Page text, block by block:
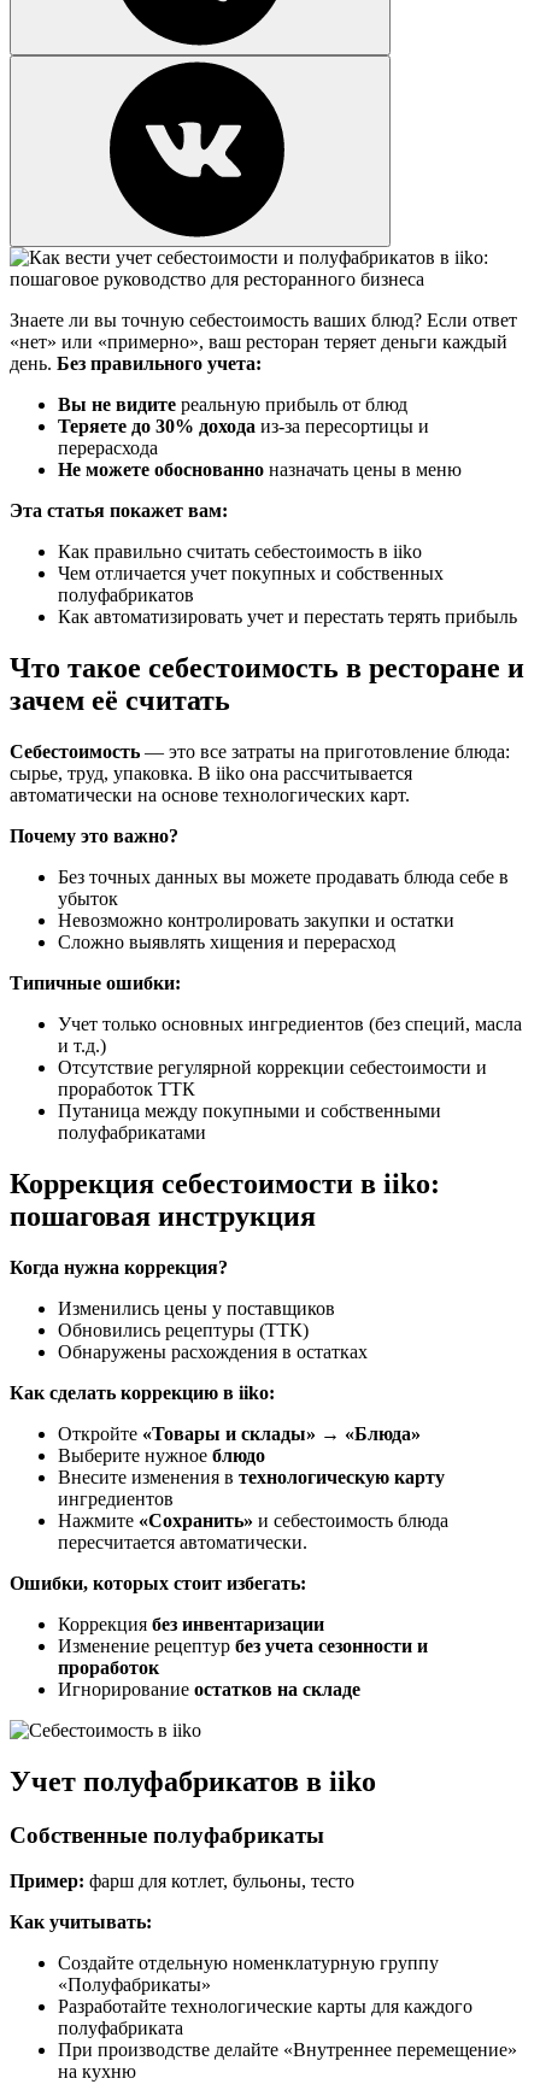
Знаете ли вы точную себестоимость ваших блюд? Если ответ
«нет» или «примерно», ваш ресторан теряет деньги каждый
день. Без правильного учета:
Вы не видите реальную прибыль от блюд
Теряете до 30% дохода из-за пересортицы и
перерасхода
Не можете обоснованно назначать цены в меню
Эта статья покажет вам:
Как правильно считать себестоимость в iiko
Чем отличается учет покупных и собственных
полуфабрикатов
Как автоматизировать учет и перестать терять прибыль
Что такое себестоимость в ресторане и
зачем её считать
Себестоимость — это все затраты на приготовление блюда:
сырье, труд, упаковка. В iiko она рассчитывается
автоматически на основе технологических карт.
Почему это важно?
Без точных данных вы можете продавать блюда себе в
убыток
Невозможно контролировать закупки и остатки
Сложно выявлять хищения и перерасход
Типичные ошибки:
Учет только основных ингредиентов (без специй, масла
и т.д.)
Отсутствие регулярной коррекции себестоимости и
проработок ТТК
Путаница между покупными и собственными
полуфабрикатами
Коррекция себестоимости в iiko:
пошаговая инструкция
Когда нужна коррекция?
Изменились цены у поставщиков
Обновились рецептуры (ТТК)
Обнаружены расхождения в остатках
Как сделать коррекцию в iiko:
Откройте «Товары и склады» → «Блюда»
Выберите нужное блюдо
Внесите изменения в технологическую карту
ингредиентов
Нажмите «Сохранить» и себестоимость блюда
пересчитается автоматически.
Ошибки, которых стоит избегать:
Коррекция без инвентаризации
Изменение рецептур без учета сезонности и
проработок
Игнорирование остатков на складе
Учет полуфабрикатов в iiko
Собственные полуфабрикаты
Пример: фарш для котлет, бульоны, тесто
Как учитывать:
Создайте отдельную номенклатурную группу
«Полуфабрикаты»
Разработайте технологические карты для каждого
полуфабриката
При производстве делайте «Внутреннее перемещение»
на кухню